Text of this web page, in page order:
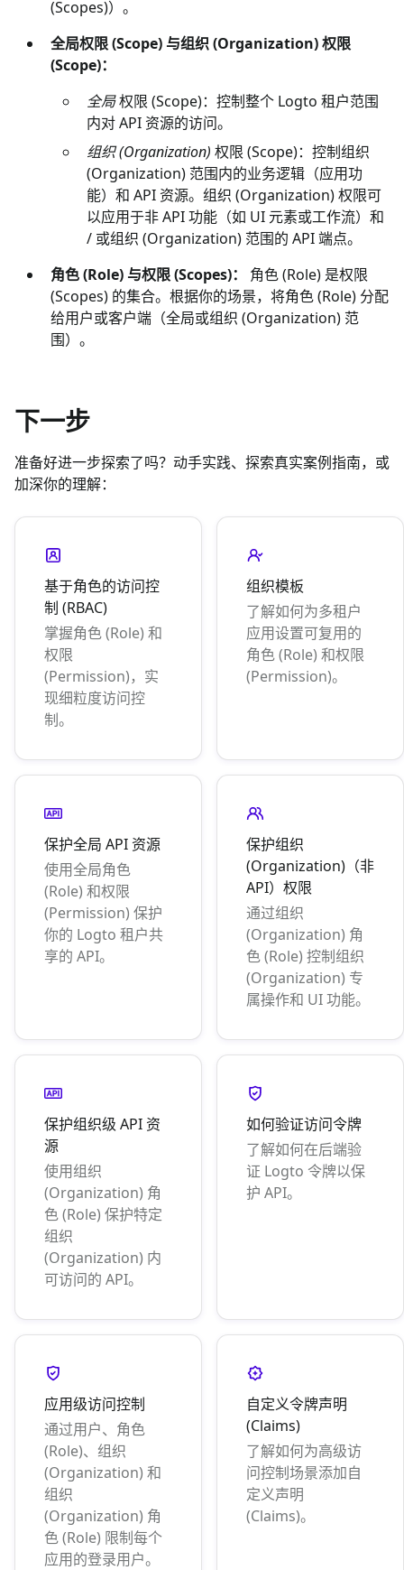
(Scopes)）。
全局权限 (Scope) 与组织 (Organization) 权限
(Scope)：
全局权限 (Scope)：控制整个 Logto 租户范围
内对 API 资源的访问。
组织 (Organization) 权限 (Scope)：控制组织
(Organization) 范围内的业务逻辑（应用功
能）和 API 资源。组织 (Organization) 权限可
以应用于非 API 功能（如 UI 元素或工作流）和
/ 或组织 (Organization) 范围的 API 端点。
角色 (Role) 与权限 (Scopes)：
角色 (Role) 是权限
(Scopes) 的集合。根据你的场景，将角色 (Role) 分配
给用户或客户端（全局或组织 (Organization) 范
围）。
下一步
准备好进一步探索了吗？动手实践、探索真实案例指南，或
加深你的理解：
基于角色的访问控
制 (RBAC)
掌握角色 (Role) 和
权限
(Permission)，实
现细粒度访问控
制。
组织模板
了解如何为多租户
应用设置可复用的
角色 (Role) 和权限
(Permission)。
保护全局 API 资源
使用全局角色
(Role) 和权限
(Permission) 保护
你的 Logto 租户共
享的 API。
保护组织
(Organization)（非
API）权限
通过组织
(Organization) 角
色 (Role) 控制组织
(Organization) 专
属操作和 UI 功能。
保护组织级 API 资
源
使用组织
(Organization) 角
色 (Role) 保护特定
组织
(Organization) 内
可访问的 API。
如何验证访问令牌
了解如何在后端验
证 Logto 令牌以保
护 API。
应用级访问控制
通过用户、角色
(Role)、组织
(Organization) 和
组织
(Organization) 角
色 (Role) 限制每个
应用的登录用户。
自定义令牌声明
(Claims)
了解如何为高级访
问控制场景添加自
定义声明
(Claims)。